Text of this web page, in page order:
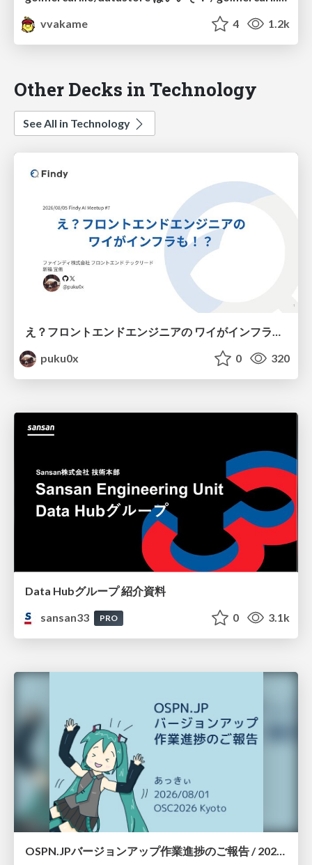
vvakame
4 1.2k
Other Decks in Technology
See All in Technology
puku0x
0 320
Data Hubグループ 紹介資料
sansan33
PRO 0 3.1k